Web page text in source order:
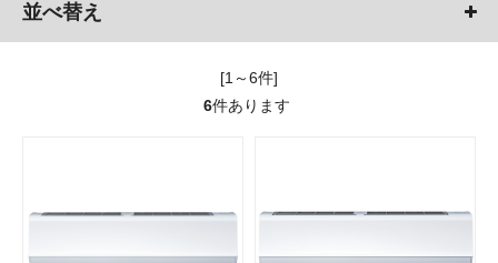
並べ替え
[1～6件]
6件あります